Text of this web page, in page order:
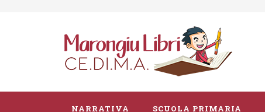
NARRATIVA SCUOLA PRIMARIA